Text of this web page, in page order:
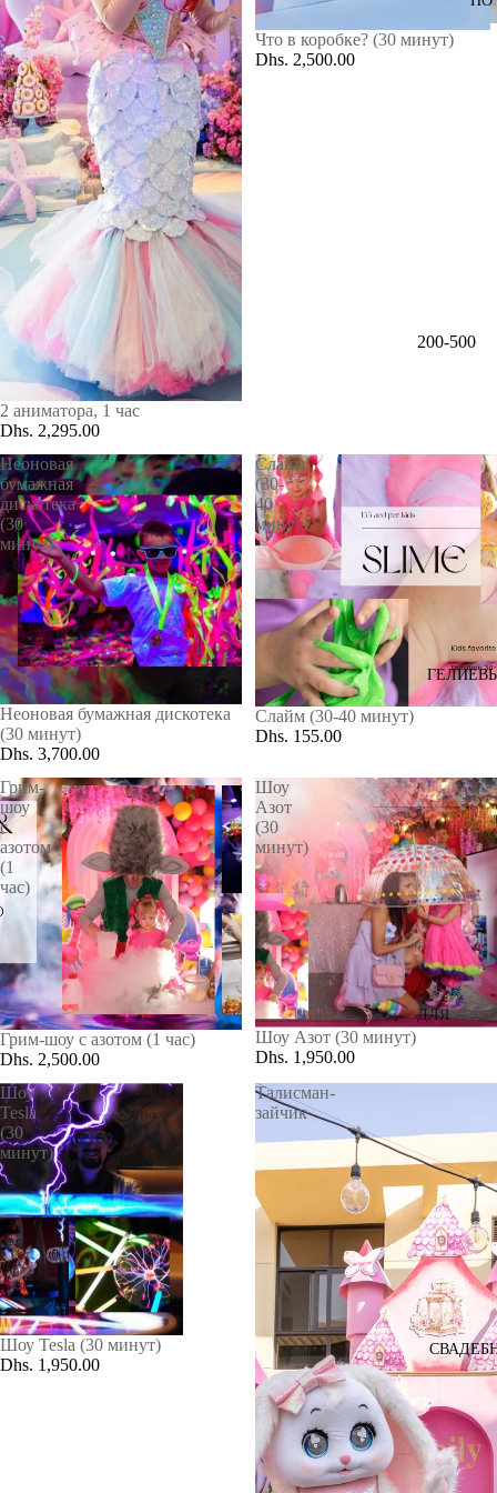
200-500
1000-3000
AED
VIP
ДЛЯ
И
ДЛЯ
МАЛЬЧИ
КА
СВЯЗКИ
ШАРОВ
ДЛЯ
ЛЕДИ
ДЛЯ
МУЖЧИ
Н
2 аниматора, 1 час
Dhs. 2,295.00
Что в коробке? (30 минут)
Dhs. 2,500.00
Неоновая
бумажная
дискотека
(30
минут)
Неоновая бумажная дискотека
(30 минут)
Dhs. 3,700.00
Слайм
(30-
40
минут)
Слайм (30-40 минут)
Dhs. 155.00
Грим-
шоу
с
азотом
(1
час)
Грим-шоу с азотом (1 час)
Dhs. 2,500.00
Шоу
Азот
(30
минут)
Шоу Азот (30 минут)
Dhs. 1,950.00
Шоу
Tesla
(30
минут)
Шоу Tesla (30 минут)
Dhs. 1,950.00
Талисман-
зайчик